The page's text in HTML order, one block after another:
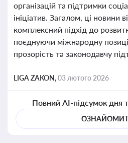
організацій та підтримки
ініціатив. Загалом, ці новини
комплексний підхід до
поєднуючи міжнародну
прозорість та законодавчу
LIGA ZAKON,03 лютого 2026
Повний AI-підсумок дня